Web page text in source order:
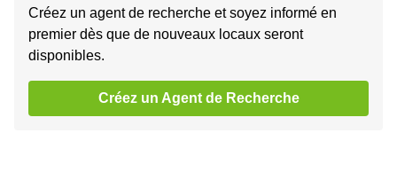
Créez un agent de recherche et soyez informé en
premier dès que de nouveaux locaux seront
disponibles.
Créez un Agent de Recherche